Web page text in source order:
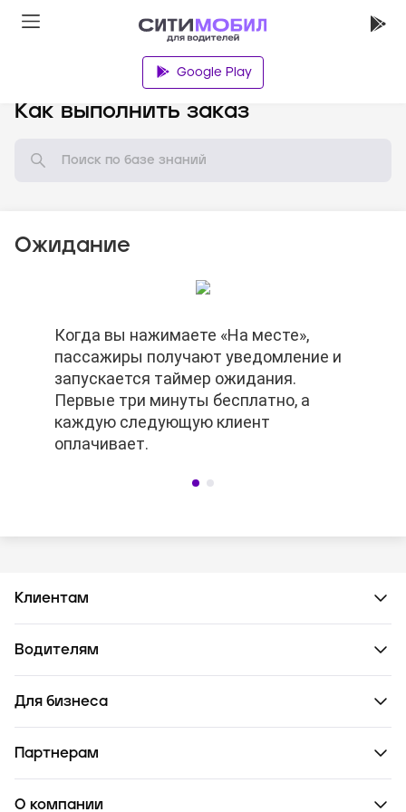
Google Play
Как выполнить заказ
Ожидание
По окончании бесплатного времени
ожидания Вы можете отменить заказ.
Баллы автораздачи не спишутся.
Когда вы нажимаете «На месте»,
пассажиры получают уведомление и
запускается таймер ожидания.
Первые три минуты бесплатно, а
каждую следующую клиент
оплачивает.
По окончании бесплатного времени
ожидания Вы можете отменить заказ.
Баллы автораздачи не спишутся.
Когда вы нажимаете «На месте»,
пассажиры получают уведомление и
запускается таймер ожидания.
Первые три минуты бесплатно, а
каждую следующую клиент
оплачивает.
Клиентам
Водителям
Для бизнеса
Партнерам
О компании